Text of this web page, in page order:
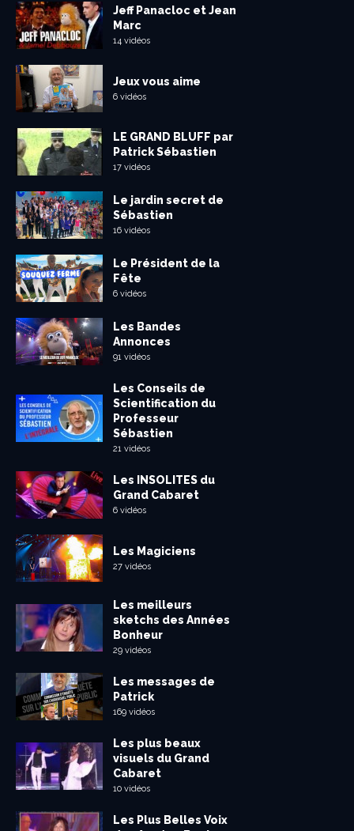
Jeff Panacloc et Jean
Marc
14 vidéos
Jeux vous aime
6 vidéos
LE GRAND BLUFF par
Patrick Sébastien
17 vidéos
Le jardin secret de
Sébastien
16 vidéos
Le Président de la
Fête
6 vidéos
Les Bandes
Annonces
91 vidéos
Les Conseils de
Scientification du
Professeur
Sébastien
21 vidéos
Les INSOLITES du
Grand Cabaret
6 vidéos
Les Magiciens
27 vidéos
Les meilleurs
sketchs des Années
Bonheur
29 vidéos
Les messages de
Patrick
169 vidéos
Les plus beaux
visuels du Grand
Cabaret
10 vidéos
Les Plus Belles Voix